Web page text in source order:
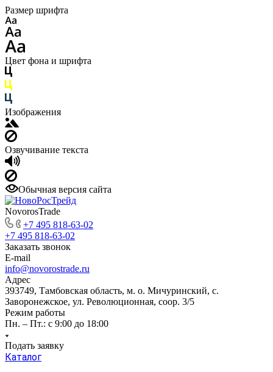
Размер шрифта
Цвет фона и шрифта
Изображения
Озвучивание текста
Обычная версия сайта
NovorosTrade
+7 495 818-63-02
+7 495 818-63-02
Заказать звонок
E-mail
info@novorostrade.ru
Адрес
393749, Тамбовская область, м. о. Мичуринский, с.
Заворонежское, ул. Революционная, соор. 3/5
Режим работы
Пн. – Пт.: с 9:00 до 18:00
Подать заявку
Каталог